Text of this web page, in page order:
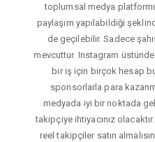
toplumsal medya
paylaşım yapılabildiği
de geçilebilir. Sadece
mevcuttur. Instagram
bir iş için birçok hesap
sponsorlarla para
medyada iyi bir noktada
takipçiye ihtiyacınız
reel takipçiler satın